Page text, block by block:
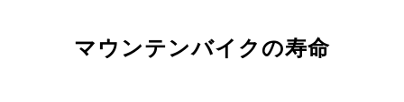
マウンテンバイクの寿命